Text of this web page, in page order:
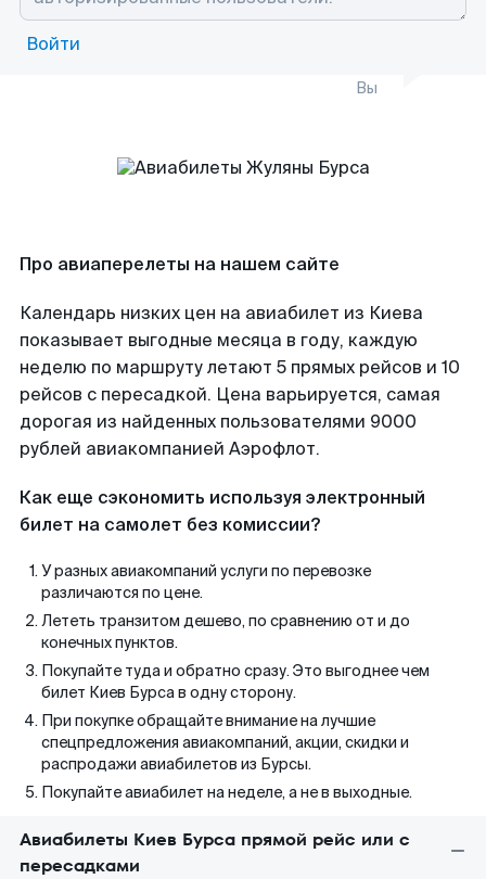
Войти
Вы
Про авиаперелеты на нашем сайте
Календарь низких цен на авиабилет из Киева
показывает выгодные месяца в году, каждую
неделю по маршруту летают 5 прямых рейсов и 10
рейсов с пересадкой. Цена варьируется, самая
дорогая из найденных пользователями 9000
рублей авиакомпанией Аэрофлот.
Как еще сэкономить используя электронный
билет на самолет без комиссии?
У разных авиакомпаний услуги по перевозке
различаются по цене.
Лететь транзитом дешево, по сравнению от и до
конечных пунктов.
Покупайте туда и обратно сразу. Это выгоднее чем
билет Киев Бурса в одну сторону.
При покупке обращайте внимание на лучшие
спецпредложения авиакомпаний, акции, скидки и
распродажи авиабилетов из Бурсы.
Покупайте авиабилет на неделе, а не в выходные.
Авиабилеты Киев Бурса прямой рейс или с
пересадками